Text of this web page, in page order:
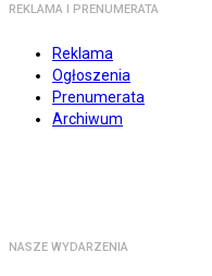
REKLAMA I PRENUMERATA
Reklama
Ogłoszenia
Prenumerata
Archiwum
NASZE WYDARZENIA